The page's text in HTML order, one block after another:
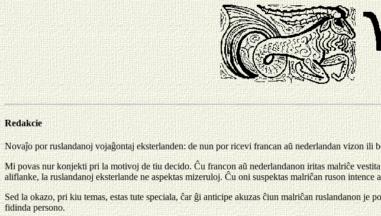
Redakcie
Novaĵo por ruslandanoj vojaĝontaj eksterlanden: de nun por ricevi francan aŭ nederlandan vizon
Mi povas nur konjekti pri la motivoj de tiu decido. Ĉu francon aŭ nederlandanon iritas malriĉe
aliflanke, la ruslandanoj eksterlande ne aspektas mizeruloj. Ĉu oni suspektas malriĉan ruson
Sed la okazo, pri kiu temas, estas tute speciala, ĉar ĝi anticipe akuzas ĉiun malriĉan ruslandanon
fidinda persono.